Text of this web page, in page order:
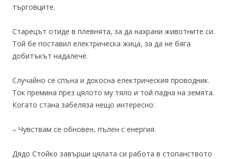
търговците.
Старецът отиде в плевнята, за да нахрани животните си.
Той бе поставил електрическа жица, за да не бяга
добитъкът надалече.
Случайно се спъна и докосна електрическия проводник.
Ток премина през цялото му тяло и той падна на земята.
Когато стана забеляза нещо интересно:
– Чувствам се обновен, пълен с енергия.
Дядо Стойко завърши цялата си работа в стопанството